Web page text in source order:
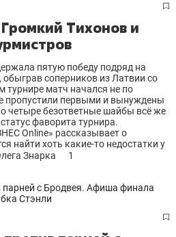
Тихонов и
пятую победу подряд на
соперников из Латвии со
турнире матч начался не по
пропустили первыми и вынуждены
четыре безответные шайбы всё же
фаворита турнира.
Online» рассказывает о
найти хоть какие-то недостатки у
Знарка
1